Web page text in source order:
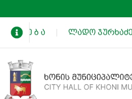
ხ ა დ ე ბ ა ლადო ჯურხაძე